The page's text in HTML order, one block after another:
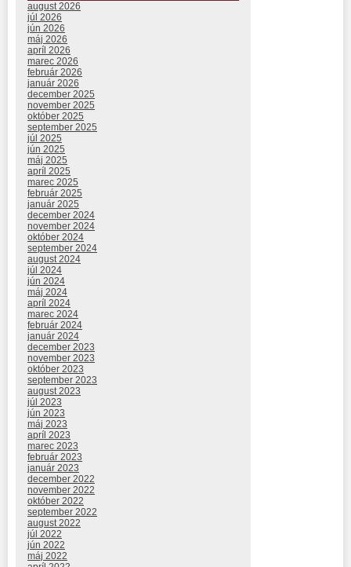
august 2026
júl 2026
jún 2026
máj 2026
apríl 2026
marec 2026
február 2026
január 2026
december 2025
november 2025
október 2025
september 2025
júl 2025
jún 2025
máj 2025
apríl 2025
marec 2025
február 2025
január 2025
december 2024
november 2024
október 2024
september 2024
august 2024
júl 2024
jún 2024
máj 2024
apríl 2024
marec 2024
február 2024
január 2024
december 2023
november 2023
október 2023
september 2023
august 2023
júl 2023
jún 2023
máj 2023
apríl 2023
marec 2023
február 2023
január 2023
december 2022
november 2022
október 2022
september 2022
august 2022
júl 2022
jún 2022
máj 2022